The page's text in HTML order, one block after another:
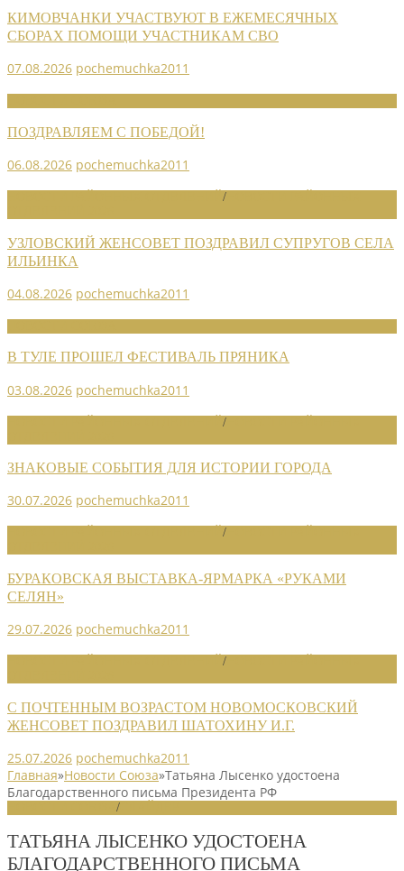
КИМОВЧАНКИ УЧАСТВУЮТ В ЕЖЕМЕСЯЧНЫХ
СБОРАХ ПОМОЩИ УЧАСТНИКАМ СВО
07.08.2026 pochemuchka2011
ПОЗДРАВЛЯЕМ С ПОБЕДОЙ!
06.08.2026 pochemuchka2011
/
УЗЛОВСКИЙ ЖЕНСОВЕТ ПОЗДРАВИЛ СУПРУГОВ СЕЛА
ИЛЬИНКА
04.08.2026 pochemuchka2011
В ТУЛЕ ПРОШЕЛ ФЕСТИВАЛЬ ПРЯНИКА
03.08.2026 pochemuchka2011
/
ЗНАКОВЫЕ СОБЫТИЯ ДЛЯ ИСТОРИИ ГОРОДА
30.07.2026 pochemuchka2011
/
БУРАКОВСКАЯ ВЫСТАВКА-ЯРМАРКА «РУКАМИ
СЕЛЯН»
29.07.2026 pochemuchka2011
/
С ПОЧТЕННЫМ ВОЗРАСТОМ НОВОМОСКОВСКИЙ
ЖЕНСОВЕТ ПОЗДРАВИЛ ШАТОХИНУ И.Г.
25.07.2026 pochemuchka2011
Главная»Новости Союза»Татьяна Лысенко удостоена
Благодарственного письма Президента РФ
/
ТАТЬЯНА ЛЫСЕНКО УДОСТОЕНА
БЛАГОДАРСТВЕННОГО ПИСЬМА